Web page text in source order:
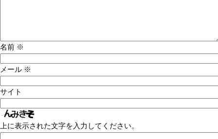
名前 ※
メール ※
サイト
上に表示された文字を入力してください。